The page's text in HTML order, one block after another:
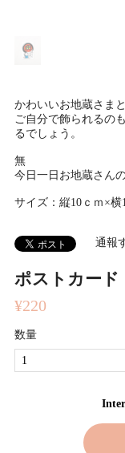
ポストカー
¥220
数量
かわいいお地蔵さま
ご自分で飾られるの
るでしょう。
無
今日一日お地蔵さん
サイズ：縦10ｃｍ×横
通報